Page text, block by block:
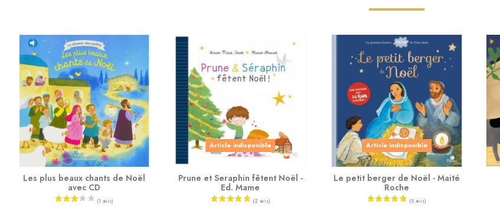
Les plus beaux chants de Noël
avec CD
Article indisponible
Prune et Seraphin fêtent Noël -
Ed. Mame
Article indisponible
Le petit berger de Noël - Maité
Roche